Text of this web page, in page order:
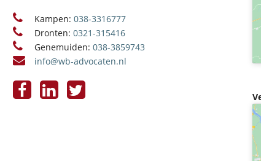
Kampen: 038-3316777
Dronten: 0321-315416
Genemuiden: 038-3859743
info@wb-advocaten.nl